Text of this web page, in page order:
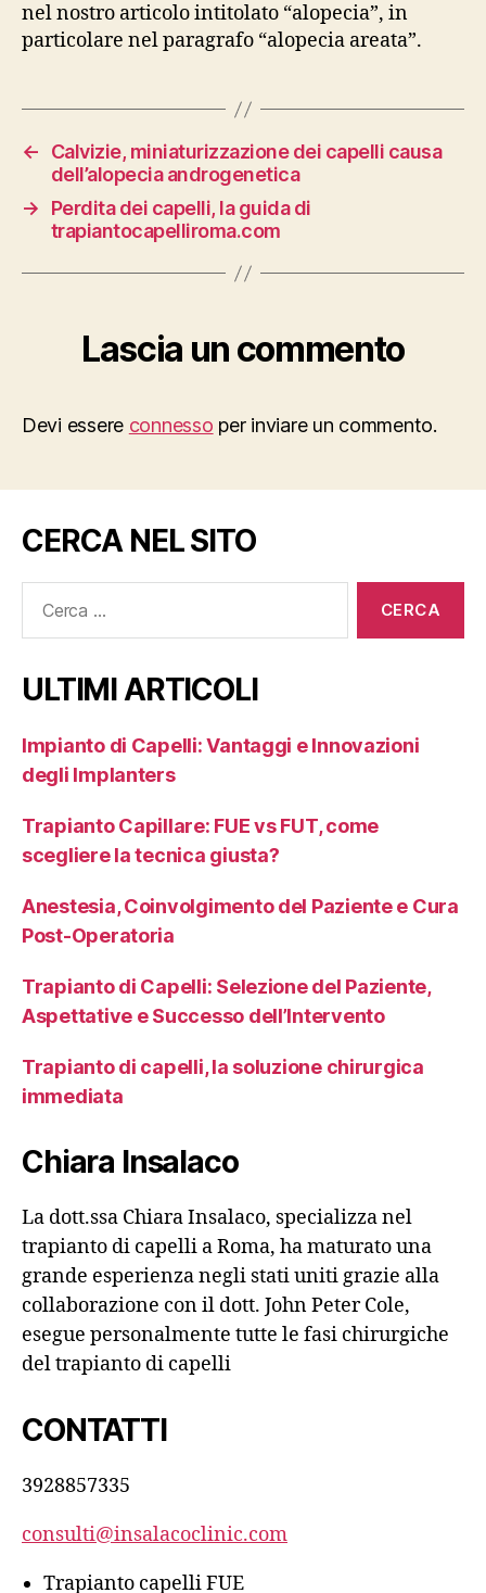
nel nostro articolo intitolato “alopecia”, in
particolare nel paragrafo “alopecia areata”.
←
Calvizie, miniaturizzazione dei capelli causa
dell’alopecia androgenetica
→
Perdita dei capelli, la guida di
trapiantocapelliroma.com
Lascia un commento
Devi essere connesso per inviare un commento.
CERCA NEL SITO
ULTIMI ARTICOLI
Impianto di Capelli: Vantaggi e Innovazioni
degli Implanters
Trapianto Capillare: FUE vs FUT, come
scegliere la tecnica giusta?
Anestesia, Coinvolgimento del Paziente e Cura
Post-Operatoria
Trapianto di Capelli: Selezione del Paziente,
Aspettative e Successo dell’Intervento
Trapianto di capelli, la soluzione chirurgica
immediata
Chiara Insalaco
La dott.ssa Chiara Insalaco, specializza nel
trapianto di capelli a Roma, ha maturato una
grande esperienza negli stati uniti grazie alla
collaborazione con il dott. John Peter Cole,
esegue personalmente tutte le fasi chirurgiche
del trapianto di capelli
CONTATTI
3928857335
consulti@insalacoclinic.com
Trapianto capelli FUE